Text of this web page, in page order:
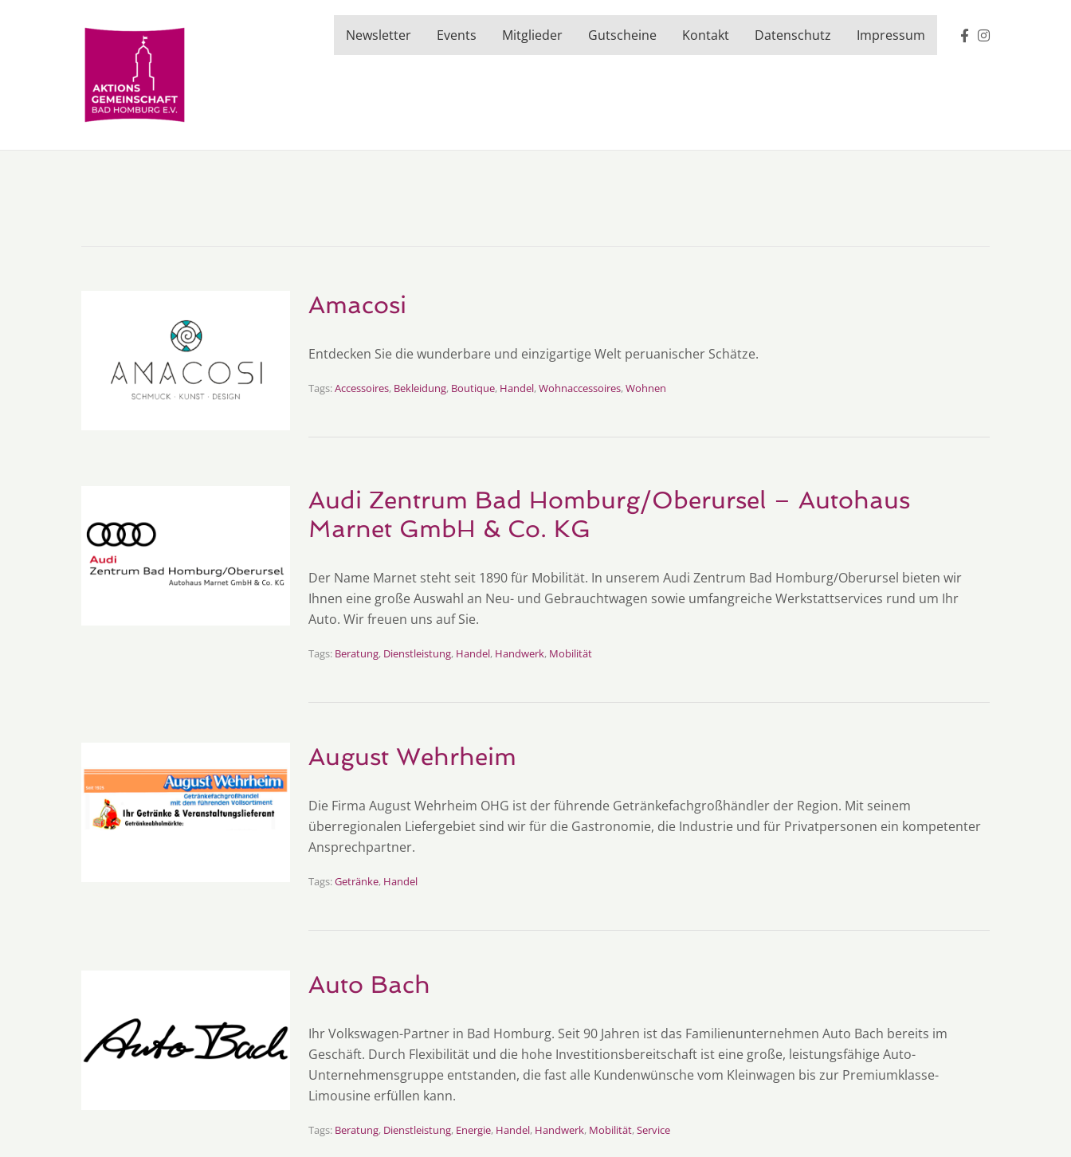
Newsletter Events Mitglieder Gutscheine Kontakt Datenschutz Impressum
Amacosi
Entdecken Sie die wunderbare und einzigartige Welt peruanischer Schätze.
Tags:Accessoires, Bekleidung, Boutique, Handel,Wohnaccessoires,Wohnen
Audi Zentrum Bad Homburg/Oberursel – Autohaus
Marnet GmbH & Co. KG
Der Name Marnet steht seit 1890 für Mobilität. In unserem Audi Zentrum Bad Homburg/Oberursel bieten wir
Ihnen eine große Auswahl an Neu- und Gebrauchtwagen sowie umfangreiche Werkstattservices rund um Ihr
Auto. Wir freuen uns auf Sie.
Tags: Beratung, Dienstleistung, Handel, Handwerk, Mobilität
August Wehrheim
Die Firma August Wehrheim OHG ist der führende Getränkefachgroßhändler der Region. Mit seinem
überregionalen Liefergebiet sind wir für die Gastronomie, die Industrie und für Privatpersonen ein kompetenter
Ansprechpartner.
Tags:Getränke, Handel
Auto Bach
Ihr Volkswagen-Partner in Bad Homburg. Seit 90 Jahren ist das Familienunternehmen Auto Bach bereits im
Geschäft. Durch Flexibilität und die hohe Investitionsbereitschaft ist eine große, leistungsfähige Auto-
Unternehmensgruppe entstanden, die fast alle Kundenwünsche vom Kleinwagen bis zur Premiumklasse-
Limousine erfüllen kann.
Tags: Beratung, Dienstleistung, Energie, Handel, Handwerk, Mobilität,Service